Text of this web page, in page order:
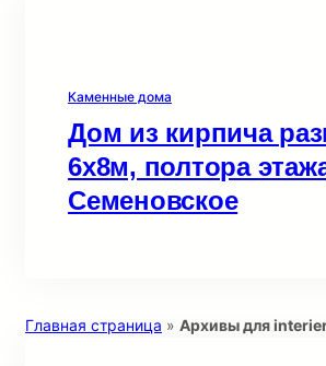
Каменные дома
Дом из кирпича
6х8м, полтора
Семеновское
Главная страница » Архивы для